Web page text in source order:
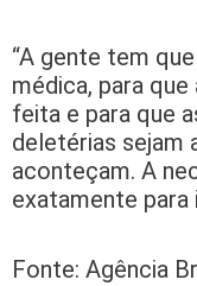
“A gente tem
médica, para
feita e para que
deletérias sejam
aconteçam. A
exatamente para
Fonte: Agência